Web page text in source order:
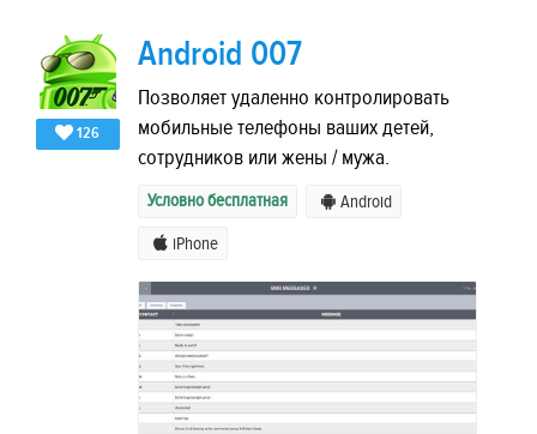
126
Android 007
Позволяет удаленно контролировать
мобильные телефоны ваших детей,
сотрудников или жены / мужа.
Условно бесплатная Android
iPhone